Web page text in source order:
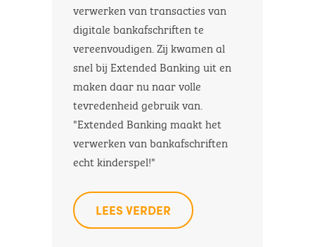
verwerken van transacties van
digitale bankafschriften te
vereenvoudigen. Zij kwamen al
snel bij Extended Banking uit en
maken daar nu naar volle
tevredenheid gebruik van.
"Extended Banking maakt het
verwerken van bankafschriften
echt kinderspel!"
LEES VERDER